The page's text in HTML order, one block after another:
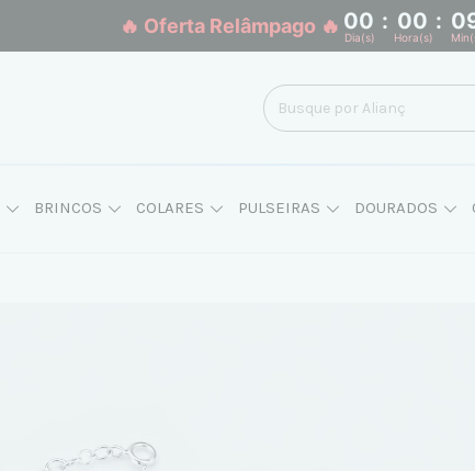
🔥 Oferta Relâmpago 🔥 00 : 00 :
Dia(s) Hora(s)
BRINCOS COLARES PULSEIRAS DOURADOS